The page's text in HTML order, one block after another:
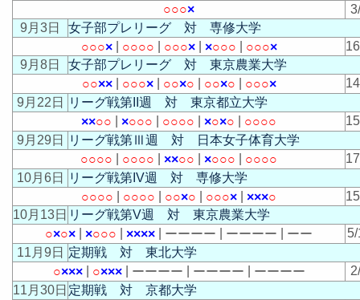
○○○×
9月3日
女子部プレリーグ 対 専修大学
○○○×| ○○○○ ○○○×| ×○○○ ○○○×
9月8日
女子部プレリーグ 対 東京農業大学
○○××| ○○○×| ○○×○ ○○×○ ○○○×
9月22日
リーグ戦第II週 対 東京都立大学
××○○ ×○○○ ○○○○ ×○×○ ○○○○
9月29日
リーグ戦第Ⅲ週 対 日本女子体育大学
○○○○ ○○○○ ××○○ ×○○○ ○○○○
10月6日
リーグ戦第IV週 対 専修大学
○○○○ ○○○○ ○○×○ ○○○× ×××○
10月13日 リーグ戦第V週 対 東京農業大学
○×○× ×○○○ ×××× ーーーー ーーーー ーー
11月9日 定期戦 対 東北大学
○×××| ○×××| ーーーー ーーーー ーーーー
11月30日 定期戦 対 京都大学